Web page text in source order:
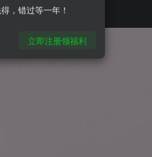
，错过等一年！
立即注册领福利